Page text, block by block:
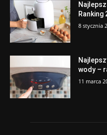
Ranking
8 stycznia
wody –
11 marca